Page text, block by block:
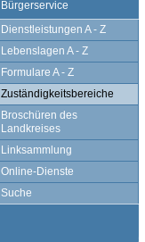
Bürgerservice
Dienstleistungen A - Z
Lebenslagen A - Z
Formulare A - Z
Zuständigkeitsbereiche
Broschüren des
Landkreises
Linksammlung
Online-Dienste
Suche